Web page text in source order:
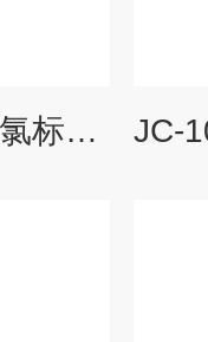
JC-103C型高量程高氯标准cod消解器